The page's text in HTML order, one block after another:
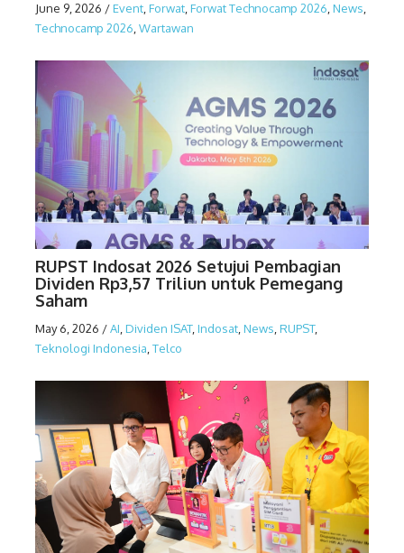
June 9, 2026 /Event,Forwat,Forwat Technocamp 2026,News,
Technocamp 2026,Wartawan
RUPST Indosat 2026 Setujui Pembagian
Dividen Rp3,57 Triliun untuk Pemegang
Saham
May 6, 2026 /AI Dividen ISAT, Indosat News RUPST,
Teknologi Indonesia Telco